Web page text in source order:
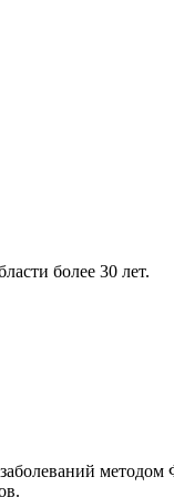
более 30 лет.
методом